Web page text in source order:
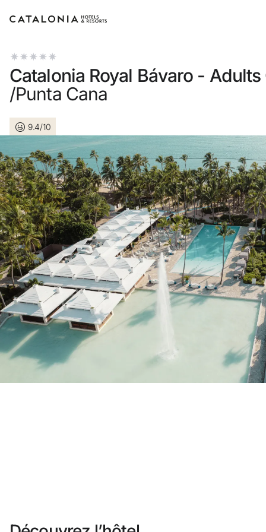
Connectez-vous à votre compte
LOGIN
Vous avez oublié votre mot de passe ?
ou utilisez l’une de ces options
Connexion via Google
Connexion par adresse électronique
Vous n'êtes pas encore inscrit ?
Créer un compte
Profitez des avantages du programme
Catalonia Royal Bávaro - Adults
/Punta Cana
9.4/10